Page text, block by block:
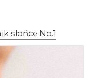
słońce No.1